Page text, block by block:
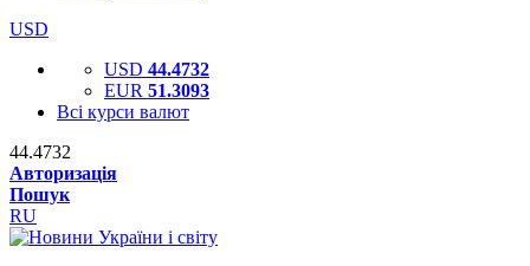
USD
USD 44.4732
EUR 51.3093
Всі курси валют
44.4732
Авторизація
Пошук
RU